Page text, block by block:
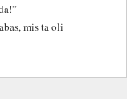
mis ta oli